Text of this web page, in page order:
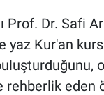
Prof. Dr. Safi
Kur'an
eden